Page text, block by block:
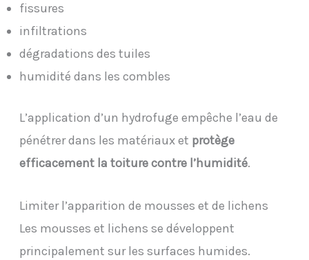
fissures
infiltrations
dégradations des tuiles
humidité dans les combles
L’application d’un hydrofuge empêche l’eau de
pénétrer dans les matériaux et protège
efficacement la toiture contre l’humidité.
Limiter l’apparition de mousses et de lichens
Les mousses et lichens se développent
principalement sur les surfaces humides.